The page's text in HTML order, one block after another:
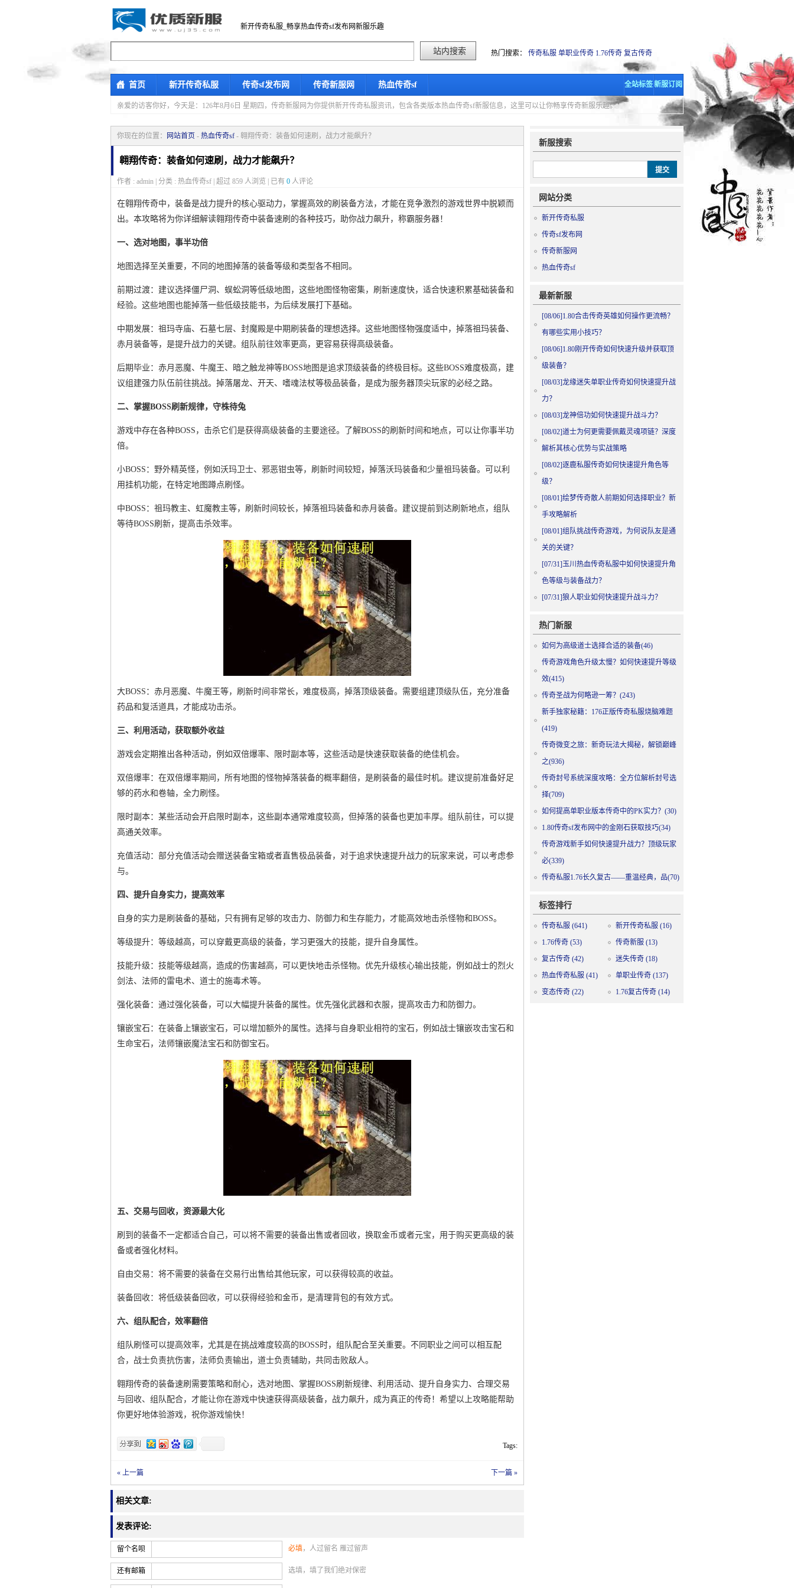
新开传奇私服_畅享热血传奇sf发布网新服乐趣
热门搜索： 传奇私服 单职业传奇 1.76传奇 复古传奇
首页 新开传奇私服 传奇sf发布网 传奇新服网 热血传奇sf 全站标签新服订阅
亲爱的访客你好， 今天是：126年8月6日 星期四，传奇新服网为你提供新开传奇私服资讯，包含各类版本热血传奇sf新服信息，这里可以让你畅享传奇新服乐趣。
你现在的位置： 网站首页 - 热血传奇sf - 翱翔传奇：装备如何速刷，战力才能飙升？
翱翔传奇：装备如何速刷，战力才能飙升？
作者 : admin | 分类 : 热血传奇sf | 超过 859 人浏览 | 已有 0 人评论
在翱翔传奇中，装备是战力提升的核心驱动力，掌握高效的刷装备方法，才能在竞争激烈的游戏世界中脱颖而
出。本攻略将为你详细解读翱翔传奇中装备速刷的各种技巧，助你战力飙升，称霸服务器！
一、选对地图，事半功倍
地图选择至关重要，不同的地图掉落的装备等级和类型各不相同。
前期过渡：建议选择僵尸洞、蜈蚣洞等低级地图，这些地图怪物密集，刷新速度快，适合快速积累基础装备和
经验。这些地图也能掉落一些低级技能书，为后续发展打下基础。
中期发展：祖玛寺庙、石墓七层、封魔殿是中期刷装备的理想选择。这些地图怪物强度适中，掉落祖玛装备、
赤月装备等，是提升战力的关键。组队前往效率更高，更容易获得高级装备。
后期毕业：赤月恶魔、牛魔王、暗之触龙神等BOSS地图是追求顶级装备的终极目标。这些BOSS难度极高，建
议组建强力队伍前往挑战。掉落屠龙、开天、嗜魂法杖等极品装备，是成为服务器顶尖玩家的必经之路。
二、掌握BOSS刷新规律，守株待兔
游戏中存在各种BOSS，击杀它们是获得高级装备的主要途径。了解BOSS的刷新时间和地点，可以让你事半功
倍。
小BOSS：野外精英怪，例如沃玛卫士、邪恶钳虫等，刷新时间较短，掉落沃玛装备和少量祖玛装备。可以利
用挂机功能，在特定地图蹲点刷怪。
中BOSS：祖玛教主、虹魔教主等，刷新时间较长，掉落祖玛装备和赤月装备。建议提前到达刷新地点，组队
等待BOSS刷新，提高击杀效率。
大BOSS：赤月恶魔、牛魔王等，刷新时间非常长，难度极高，掉落顶级装备。需要组建顶级队伍，充分准备
药品和复活道具，才能成功击杀。
三、利用活动，获取额外收益
游戏会定期推出各种活动，例如双倍爆率、限时副本等，这些活动是快速获取装备的绝佳机会。
双倍爆率：在双倍爆率期间，所有地图的怪物掉落装备的概率翻倍，是刷装备的最佳时机。建议提前准备好足
够的药水和卷轴，全力刷怪。
限时副本：某些活动会开启限时副本，这些副本通常难度较高，但掉落的装备也更加丰厚。组队前往，可以提
高通关效率。
充值活动：部分充值活动会赠送装备宝箱或者直售极品装备，对于追求快速提升战力的玩家来说，可以考虑参
与。
四、提升自身实力，提高效率
自身的实力是刷装备的基础，只有拥有足够的攻击力、防御力和生存能力，才能高效地击杀怪物和BOSS。
等级提升：等级越高，可以穿戴更高级的装备，学习更强大的技能，提升自身属性。
技能升级：技能等级越高，造成的伤害越高，可以更快地击杀怪物。优先升级核心输出技能，例如战士的烈火
剑法、法师的雷电术、道士的施毒术等。
强化装备：通过强化装备，可以大幅提升装备的属性。优先强化武器和衣服，提高攻击力和防御力。
镶嵌宝石：在装备上镶嵌宝石，可以增加额外的属性。选择与自身职业相符的宝石，例如战士镶嵌攻击宝石和
生命宝石，法师镶嵌魔法宝石和防御宝石。
五、交易与回收，资源最大化
刷到的装备不一定都适合自己，可以将不需要的装备出售或者回收，换取金币或者元宝，用于购买更高级的装
备或者强化材料。
自由交易：将不需要的装备在交易行出售给其他玩家，可以获得较高的收益。
装备回收：将低级装备回收，可以获得经验和金币，是清理背包的有效方式。
六、组队配合，效率翻倍
组队刷怪可以提高效率，尤其是在挑战难度较高的BOSS时，组队配合至关重要。不同职业之间可以相互配
合，战士负责抗伤害，法师负责输出，道士负责辅助，共同击败敌人。
翱翔传奇的装备速刷需要策略和耐心，选对地图、掌握BOSS刷新规律、利用活动、提升自身实力、合理交易
与回收、组队配合，才能让你在游戏中快速获得高级装备，战力飙升，成为真正的传奇！希望以上攻略能帮助
你更好地体验游戏，祝你游戏愉快！
Tags:
« 上一篇 下一篇 »
相关文章:
发表评论:
留个名呗 必填，人过留名 雁过留声
还有邮箱 选填，填了我们绝对保密
新服搜索
网站分类
新开传奇私服
传奇sf发布网
传奇新服网
热血传奇sf
最新新服
[08/06]1.80合击传奇英雄如何操作更流畅？
有哪些实用小技巧？
[08/06]1.80刚开传奇如何快速升级并获取顶
级装备？
[08/03]龙缘迷失单职业传奇如何快速提升战
力？
[08/03]龙神倍功如何快速提升战斗力？
[08/02]道士为何更需要佩戴灵魂项链？深度
解析其核心优势与实战策略
[08/02]逐鹿私服传奇如何快速提升角色等
级？
[08/01]绘梦传奇散人前期如何选择职业？新
手攻略解析
[08/01]组队挑战传奇游戏，为何说队友是通
关的关键？
[07/31]玉川热血传奇私服中如何快速提升角
色等级与装备战力？
[07/31]狼人职业如何快速提升战斗力？
热门新服
如何为高级道士选择合适的装备(46)
传奇游戏角色升级太慢？如何快速提升等级
效(415)
传奇圣战为何略逊一筹？(243)
新手独家秘籍：176正版传奇私服烧脑难题
(419)
传奇微变之旅：新奇玩法大揭秘，解锁巅峰
之(936)
传奇封号系统深度攻略：全方位解析封号选
择(709)
如何提高单职业版本传奇中的PK实力？(30)
1.80传奇sf发布网中的金刚石获取技巧(34)
传奇游戏新手如何快速提升战力？顶级玩家
必(339)
传奇私服1.76长久复古——重温经典，品(70)
标签排行
传奇私服 (641) 新开传奇私服 (16)
1.76传奇 (53) 传奇新服 (13)
复古传奇 (42) 迷失传奇 (18)
热血传奇私服 (41) 单职业传奇 (137)
变态传奇 (22) 1.76复古传奇 (14)